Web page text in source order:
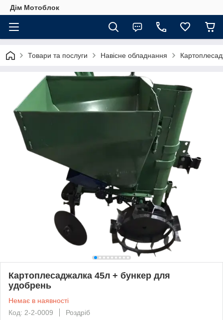
Дім Мотоблок
Товари та послуги Навісне обладнання
Картоплесаджалка 45л + бункер для
удобрень
Немає в наявності
Код: 2-2-0009
Роздріб